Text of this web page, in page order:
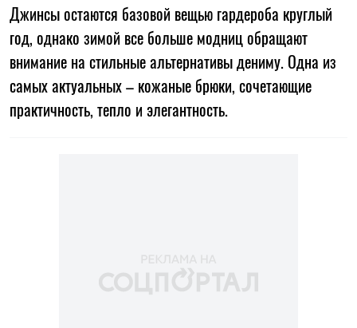
Джинсы остаются базовой вещью гардероба круглый
год, однако зимой все больше модниц обращают
внимание на стильные альтернативы дениму. Одна из
самых актуальных – кожаные брюки, сочетающие
практичность, тепло и элегантность.